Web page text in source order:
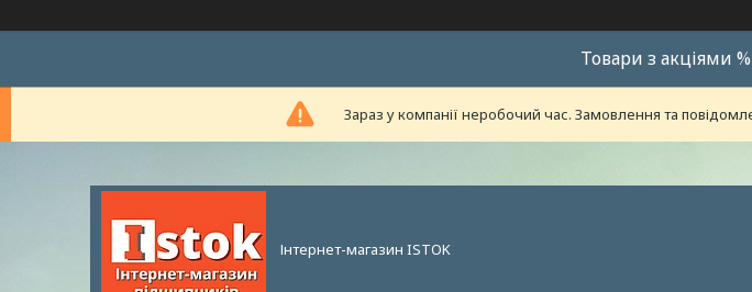
Товари з акціями %
Зараз у компанії неробочий час. Замовлення та
Інтернет-магазин ISTOK